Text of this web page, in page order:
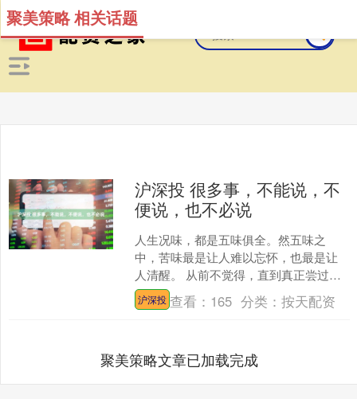
聚美策略 相关话题
沪深投 很多事，不能说，不
便说，也不必说
人生况味，都是五味俱全。然五味之
中，苦味最是让人难以忘怀，也最是让
人清醒。 从前不觉得，直到真正尝过生
活的凉，受过无人懂的伤，才明白——
原来一个人长大的标志，就....
沪深投 查看： 165 分类：按天配资
聚美策略文章已加载完成